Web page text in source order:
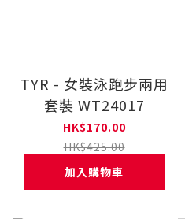
TYR - 女裝泳跑步兩用
套裝 WT24017
HK$170.00
HK$425.00
加入購物車